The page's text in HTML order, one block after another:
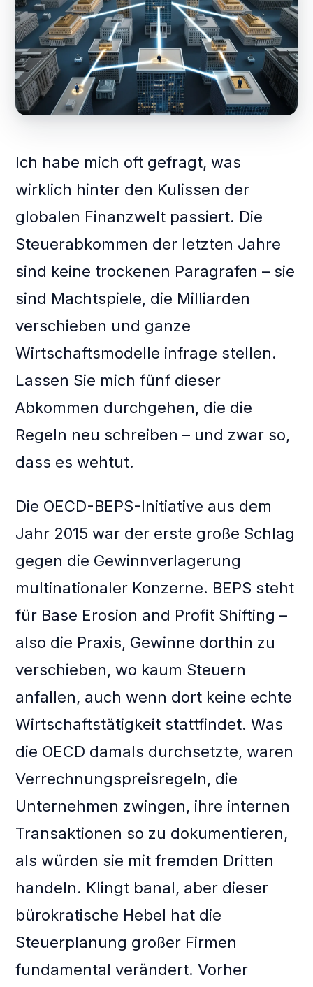
Ich habe mich oft gefragt, was
wirklich hinter den Kulissen der
globalen Finanzwelt passiert. Die
Steuerabkommen der letzten Jahre
sind keine trockenen Paragrafen – sie
sind Machtspiele, die Milliarden
verschieben und ganze
Wirtschaftsmodelle infrage stellen.
Lassen Sie mich fünf dieser
Abkommen durchgehen, die die
Regeln neu schreiben – und zwar so,
dass es wehtut.
Die OECD-BEPS-Initiative aus dem
Jahr 2015 war der erste große Schlag
gegen die Gewinnverlagerung
multinationaler Konzerne. BEPS steht
für Base Erosion and Profit Shifting –
also die Praxis, Gewinne dorthin zu
verschieben, wo kaum Steuern
anfallen, auch wenn dort keine echte
Wirtschaftstätigkeit stattfindet. Was
die OECD damals durchsetzte, waren
Verrechnungspreisregeln, die
Unternehmen zwingen, ihre internen
Transaktionen so zu dokumentieren,
als würden sie mit fremden Dritten
handeln. Klingt banal, aber dieser
bürokratische Hebel hat die
Steuerplanung großer Firmen
fundamental verändert. Vorher